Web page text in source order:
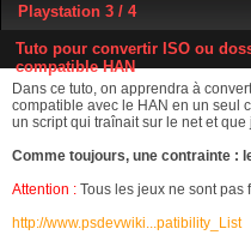
Playstation 3 / 4
Tuto pour convertir ISO ou
compatible HAN
Dans ce tuto, on apprendra à
compatible avec le HAN en un seul
un script qui traînait sur le net et que
Comme toujours, une contrainte :
Attention : Tous les jeux ne sont pas
http://www.psdevwiki...patibility_List